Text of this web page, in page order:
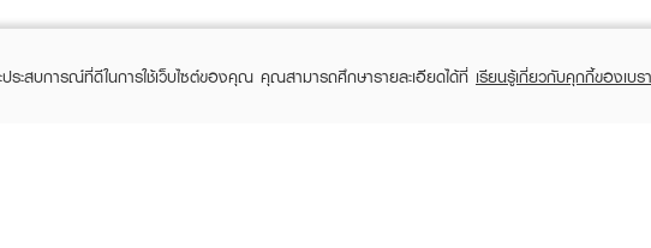
ระสบการณ์ที่ดีในการใช้เว็บไซต์ของคุณ คุณสามารถศึกษารายละเอียดได้ที่ เรียนรู้เกี่ยวกับคุกกี้ของเบร